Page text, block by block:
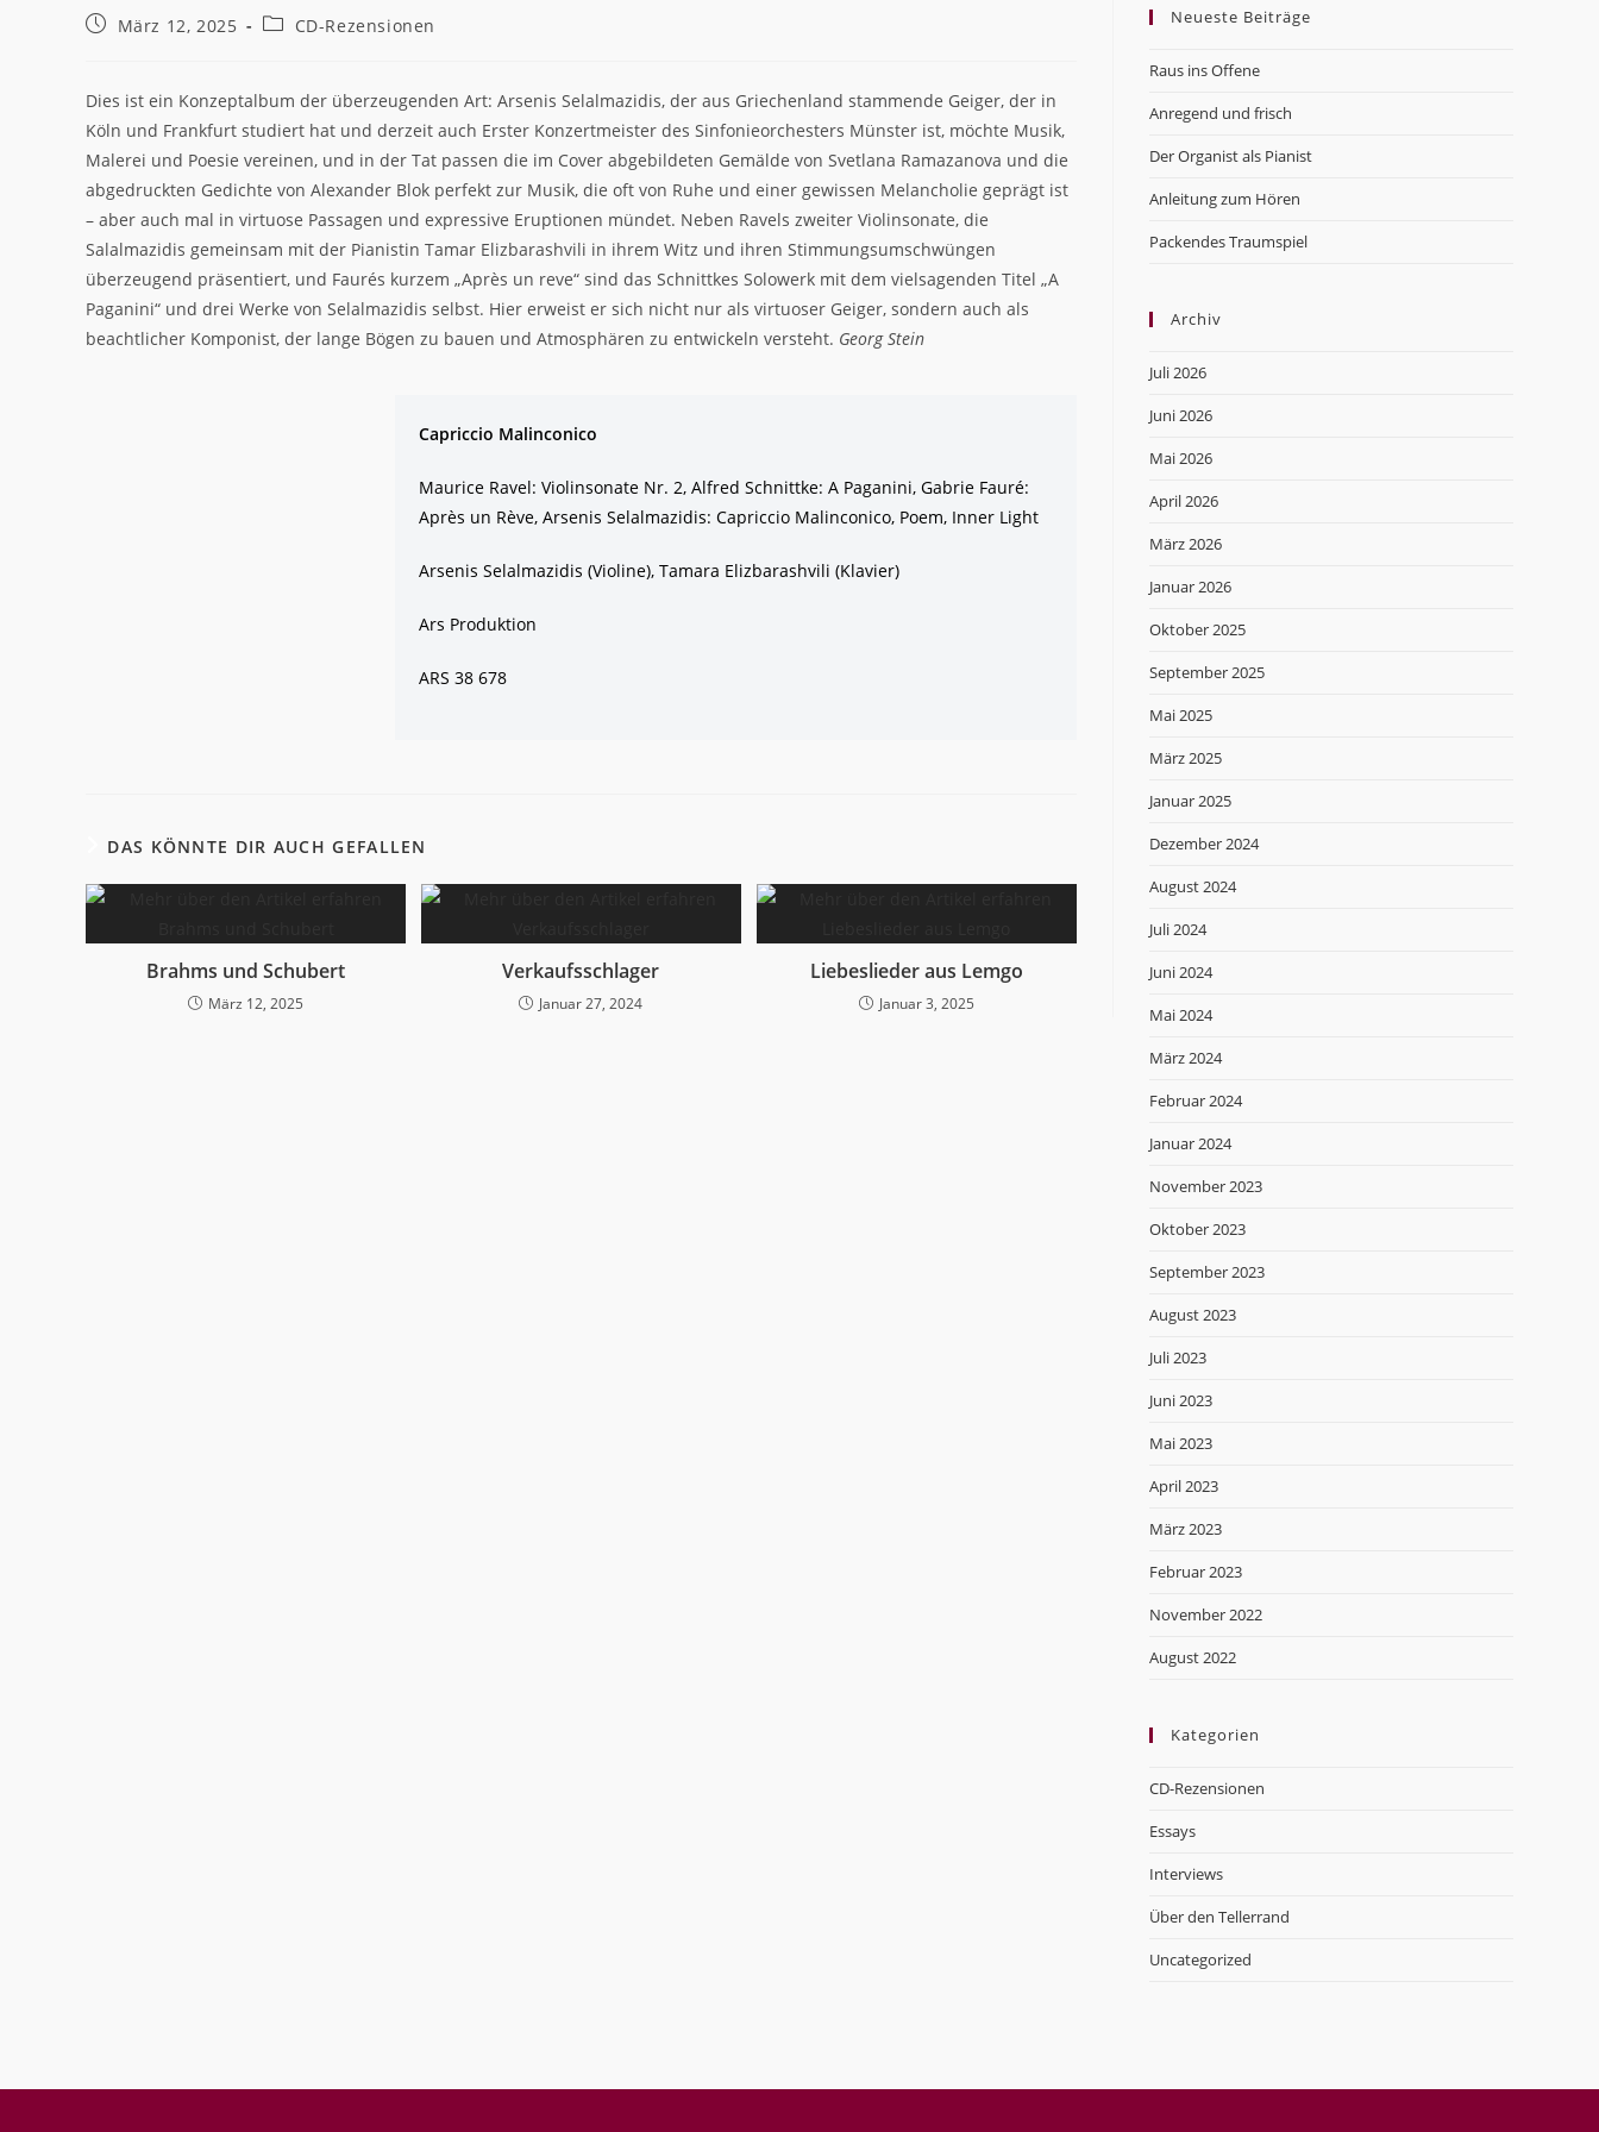
BeitragMärz 12, 2025
Beitrags-
CD-Rezensionen
Dies ist ein Konzeptalbum der überzeugenden Art: Arsenis Selalmazidis, der aus Griechenland stammende Geiger, der in
Köln und Frankfurt studiert hat und derzeit auch Erster Konzertmeister des Sinfonieorchesters Münster ist, möchte Musik,
Malerei und Poesie vereinen, und in der Tat passen die im Cover abgebildeten Gemälde von Svetlana Ramazanova und die
abgedruckten Gedichte von Alexander Blok perfekt zur Musik, die oft von Ruhe und einer gewissen Melancholie geprägt ist
– aber auch mal in virtuose Passagen und expressive Eruptionen mündet. Neben Ravels zweiter Violinsonate, die
Salalmazidis gemeinsam mit der Pianistin Tamar Elizbarashvili in ihrem Witz und ihren Stimmungsumschwüngen
überzeugend präsentiert, und Faurés kurzem „Après un reve“ sind das Schnittkes Solowerk mit dem vielsagenden Titel „A
Paganini“ und drei Werke von Selalmazidis selbst. Hier erweist er sich nicht nur als virtuoser Geiger, sondern auch als
beachtlicher Komponist, der lange Bögen zu bauen und Atmosphären zu entwickeln versteht. Georg Stein
Capriccio Malinconico
Maurice Ravel: Violinsonate Nr. 2, Alfred Schnittke: A Paganini, Gabrie Fauré:
Après un Rève, Arsenis Selalmazidis: Capriccio Malinconico, Poem, Inner Light
Arsenis Selalmazidis (Violine), Tamara Elizbarashvili (Klavier)
Ars Produktion
ARS 38 678
DAS KÖNNTE DIR AUCH GEFALLEN
Brahms und Schubert
März 12, 2025
Verkaufsschlager
Januar 27, 2024
Liebeslieder aus Lemgo
Januar 3, 2025
Neueste Beiträge
Raus ins Offene
Anregend und frisch
Der Organist als Pianist
Anleitung zum Hören
Packendes Traumspiel
Archiv
Juli 2026
Juni 2026
Mai 2026
April 2026
März 2026
Januar 2026
Oktober 2025
September 2025
Mai 2025
März 2025
Januar 2025
Dezember 2024
August 2024
Juli 2024
Juni 2024
Mai 2024
März 2024
Februar 2024
Januar 2024
November 2023
Oktober 2023
September 2023
August 2023
Juli 2023
Juni 2023
Mai 2023
April 2023
März 2023
Februar 2023
November 2022
August 2022
Kategorien
CD-Rezensionen
Essays
Interviews
Über den Tellerrand
Uncategorized